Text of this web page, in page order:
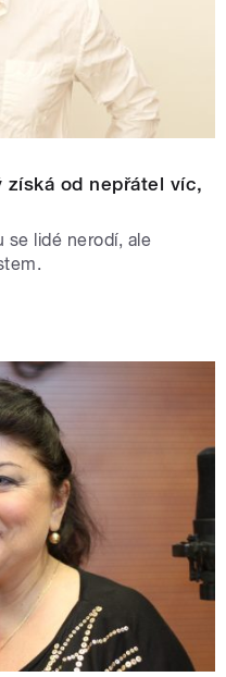
získá od nepřátel víc,
se lidé nerodí, ale